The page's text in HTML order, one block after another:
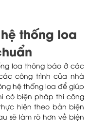
thống loa
loa thông báo ở các
công trình của nhà
hệ thống loa để giúp
có biện pháp thi công
hiện theo bản biện
sẽ làm rõ hơn về biện